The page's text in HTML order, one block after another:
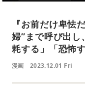
『お前だけ卑怯
婦”まで呼び出
耗する」「恐怖
漫画 2023.12.01 Fri